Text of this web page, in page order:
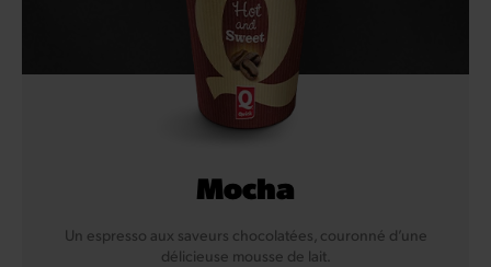
Mocha
Un espresso aux saveurs chocolatées, couronné d’une
délicieuse mousse de lait.